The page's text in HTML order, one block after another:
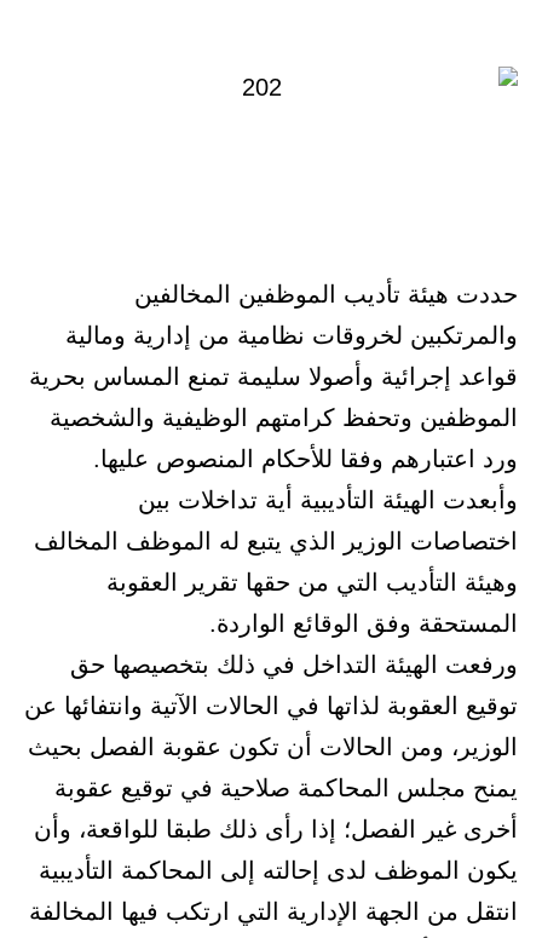
حددت هيئة تأديب الموظفين المخالفين
والمرتكبين لخروقات نظامية من إدارية ومالية
قواعد إجرائية وأصولا سليمة تمنع المساس بحرية
الموظفين وتحفظ كرامتهم الوظيفية والشخصية
ورد اعتبارهم وفقا للأحكام المنصوص عليها.
وأبعدت الهيئة التأديبية أية تداخلات بين
اختصاصات الوزير الذي يتبع له الموظف المخالف
وهيئة التأديب التي من حقها تقرير العقوبة
المستحقة وفق الوقائع الواردة.
ورفعت الهيئة التداخل في ذلك بتخصيصها حق
توقيع العقوبة لذاتها في الحالات الآتية وانتفائها عن
الوزير، ومن الحالات أن تكون عقوبة الفصل بحيث
يمنح مجلس المحاكمة صلاحية في توقيع عقوبة
أخرى غير الفصل؛ إذا رأى ذلك طبقا للواقعة، وأن
يكون الموظف لدى إحالته إلى المحاكمة التأديبية
انتقل من الجهة الإدارية التي ارتكب فيها المخالفة